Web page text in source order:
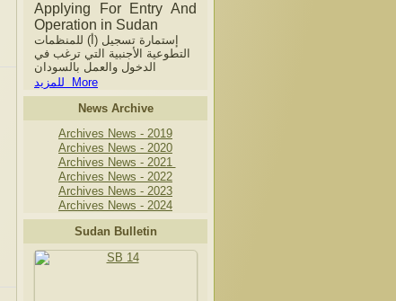
Applying For Entry And
Operation in Sudan
إستمارة تسجيل (أ) للمنظمات
التطوعية الأجنبية التي ترغب في
الدخول والعمل بالسودان
للمزيد More
News Archive
Archives News - 2019
Archives News - 2020
Archives News - 2021
Archives News - 2022
Archives News - 2023
Archives News - 2024
Sudan Bulletin